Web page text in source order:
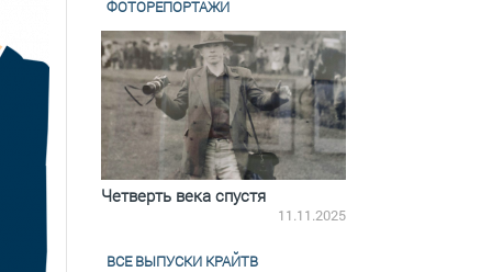
ФОТОРЕПОРТАЖИ
Четверть века спустя
11.11.2025
ВСЕ ВЫПУСКИ КРАЙТВ